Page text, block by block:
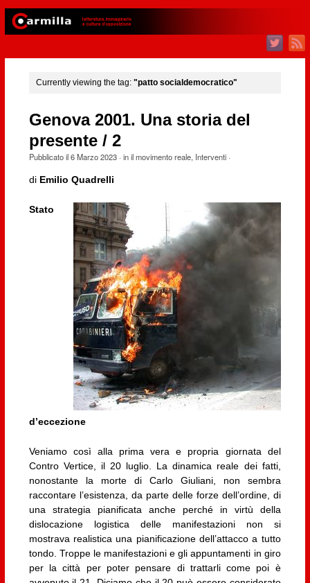
Currently viewing the tag: "patto socialdemocratico"
Genova 2001. Una storia del
presente / 2
Pubblicato il6 Marzo 2023· inil movimento reale, Interventi·
di Emilio Quadrelli
Stato
d’eccezione
Veniamo così alla prima vera e propria giornata del
Contro Vertice, il 20 luglio. La dinamica reale dei fatti,
nonostante la morte di Carlo Giuliani, non sembra
raccontare l’esistenza, da parte delle forze dell’ordine, di
una strategia pianificata anche perché in virtù della
dislocazione logistica delle manifestazioni non si
mostrava realistica una pianificazione dell’attacco a tutto
tondo. Troppe le manifestazioni e gli appuntamenti in giro
per la città per poter pensare di trattarli come poi è